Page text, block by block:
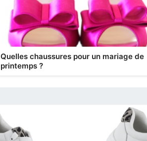
Quelles chaussures pour un mariage de
printemps ?